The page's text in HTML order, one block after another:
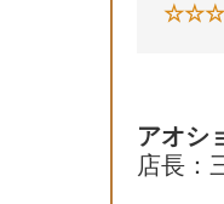
アオシ
店長